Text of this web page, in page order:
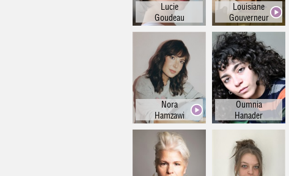
Lucie
Goudeau
Louisiane
Gouverneur
Nora
Hamzawi
Oumnia
Hanader